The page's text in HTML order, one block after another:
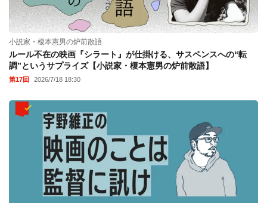
小説家・榎本憲男の炉前散語
ルール不在の映画『シラート』が仕掛ける、サスペンスへの“転
調”というサプライズ【小説家・榎本憲男の炉前散語】
第17回 2026/7/18 18:30